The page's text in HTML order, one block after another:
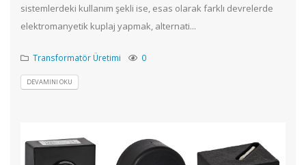
sistemlerdeki kullanım şekli ise, esas olarak farklı devrelerde
elektromanyetik kuplaj yapmak, alternati...
Transformatör Üretimi 0
DEVAMINI OKU